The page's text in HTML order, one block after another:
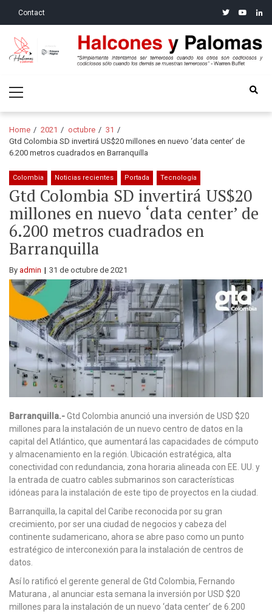
Contact twitteryoutube
Halcones y Palomas
Menu
Home 2021 octubre
31
Gtd Colombia SD invertirá US$20 millones en nuevo ‘data center’ de
6.200 metros cuadrados en Barranquilla
Colombia Noticias recientes Portada Tecnología
Gtd Colombia SD invertirá US$20
millones en nuevo ‘data center’ de
6.200 metros cuadrados en
Barranquilla
By admin 31 de octubre de 2021
Barranquilla.-Gtd Colombia anunció una inversión de USD $20
millones para la instalación de un nuevo centro de datos en la
capital del Atlántico, que aumentará las capacidades de cómputo
y almacenamiento en la región. Ubicación estratégica, alta
conectividad con redundancia, zona horaria alineada con EE. UU. y
la entrada de cuatro cables submarinos son características
idóneas para la instalación de este tipo de proyectos en la ciudad.
Barranquilla, la capital del Caribe reconocida por su gran
crecimiento, por ser una ciudad de negocios y cabeza del
continente sudamericano, ahora se abre paso como un punto
estratégico de interconexión para la instalación de centros de
datos.
Así lo ratificó el gerente general de Gtd Colombia, Fernando
Maturana , al anunciar esta semana la inversión por USD $20
millones para la instalación de un nuevo ‘data center’ de 6.200